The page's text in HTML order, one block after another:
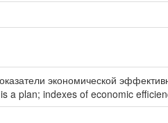
экономической
a plan; indexes of economic